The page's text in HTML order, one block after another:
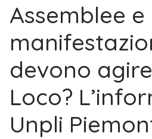
Assemblee e
devono
Loco?
Unpli